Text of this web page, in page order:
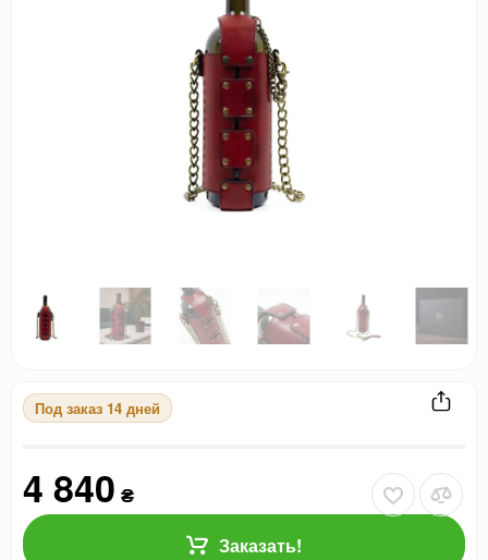
Под заказ 14 дней
4 840 ₴
Заказать!